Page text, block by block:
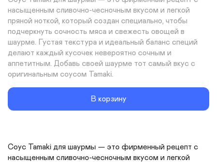
насыщенным сливочно-чесночным вкусом и легкой
пряной ноткой, который создан специально, чтобы
подчеркнуть сочность мяса и свежесть овощей в
шаурме. Густая текстура и идеальный баланс специй
делают каждый кусочек невероятно сочным и
аппетитным. Добавь своей шаурме тот самый вкус с
оригинальным соусом Tamaki.
В корзину
Соус Tamaki для шаурмы — это фирменный рецепт с
насыщенным сливочно-чесночным вкусом и легкой